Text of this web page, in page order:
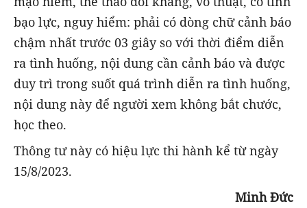
bạo lực, nguy hiểm: phải có dòng chữ cảnh báo
chậm nhất trước 03 giây so với thời điểm diễn
ra tình huống, nội dung cần cảnh báo và được
duy trì trong suốt quá trình diễn ra tình huống,
nội dung này để người xem không bắt chước,
học theo.
Thông tư này có hiệu lực thi hành kể từ ngày
15/8/2023.
Minh Đức